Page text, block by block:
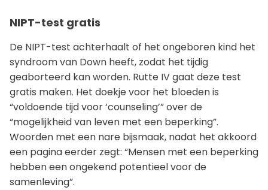
NIPT-test gratis
De NIPT-test achterhaalt of het ongeboren kind het
syndroom van Down heeft, zodat het tijdig
geaborteerd kan worden. Rutte IV gaat deze test
gratis maken. Het doekje voor het bloeden is
“voldoende tijd voor ‘counseling’” over de
“mogelijkheid van leven met een beperking”.
Woorden met een nare bijsmaak, nadat het akkoord
een pagina eerder zegt: “Mensen met een beperking
hebben een ongekend potentieel voor de
samenleving”.